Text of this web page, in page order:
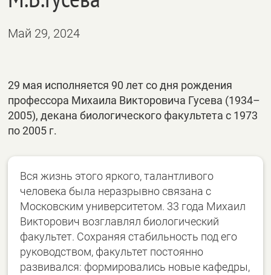
Май 29, 2024
29 мая исполняется 90 лет со дня рождения
профессора Михаила Викторовича Гусева (1934–
2005), декана биологического факультета с 1973
по 2005 г.
Вся жизнь этого яркого, талантливого
человека была неразрывно связана с
Московским университетом. 33 года Михаил
Викторович возглавлял биологический
факультет. Сохраняя стабильность под его
руководством, факультет постоянно
развивался: формировались новые кафедры,